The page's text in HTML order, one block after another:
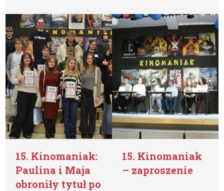
15. Kinomaniak:
Paulina i Maja
obroniły tytuł po
15. Kinomaniak
– zaproszenie